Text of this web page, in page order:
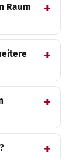
Raum